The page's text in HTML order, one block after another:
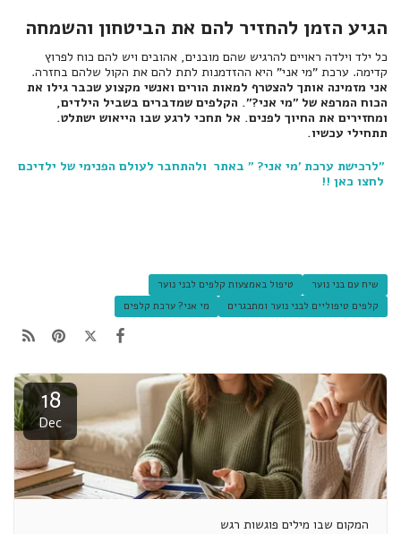
הגיע הזמן להחזיר להם את הביטחון והשמחה
כל ילד וילדה ראויים להרגיש שהם מובנים, אהובים ויש להם כוח לפרוץ
קדימה. ערכת "מי אני" היא ההזדמנות לתת להם את הקול שלהם בחזרה.
אני מזמינה אותך להצטרף למאות הורים ואנשי מקצוע שכבר גילו את
הכוח המרפא של "מי אני?". הקלפים שמדברים בשביל הילדים,
ומחזירים את החיוך לפנים. אל תחכי לרגע שבו הייאוש ישתלט.
תתחילי עכשיו.
"לרכישת ערכת 'מי אני? " באתר ולהתחבר לעולם הפנימי של ילדיכם
לחצו כאן !!
שיח עם בני נוער
טיפול באמצעות קלפים לבני נוער
קלפים טיפוליים לבני נוער ומתבגרים
מי אני? ערכת קלפים
18
Dec
המקום שבו מילים פוגשות רגש